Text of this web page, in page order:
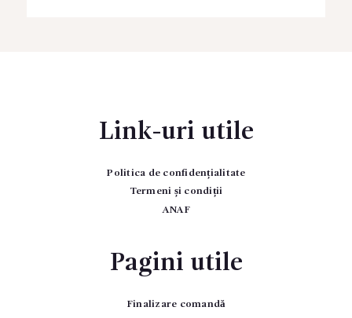
Link-uri utile
Politica de confidențialitate
Termeni și condiții
ANAF
Pagini utile
Finalizare comandă